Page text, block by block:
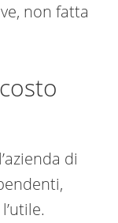
non fatta
di